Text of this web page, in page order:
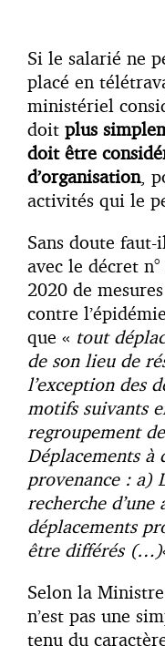
Si le salarié ne
placé en
ministériel
doit plus
doit être
d’organisation,
activités qui le
Sans doute
avec le décret
2020 de
contre
que « tout
de son lieu de
l’exception des
motifs suivants
regroupement
Déplacements à
provenance : a)
recherche
déplacements
être différés (…)
Selon la
n’est pas une
tenu du